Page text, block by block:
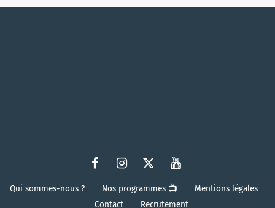
Qui sommes-nous ? Nos programmes 📺
Mentions légales
Contact
Recrutement